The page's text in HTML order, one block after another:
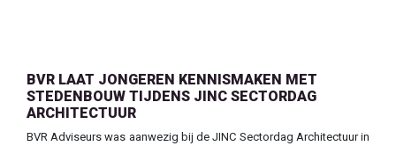
BVR LAAT JONGEREN KENNISMAKEN MET
STEDENBOUW TIJDENS JINC SECTORDAG
ARCHITECTUUR
BVR Adviseurs was aanwezig bij de JINC Sectordag Architectuur in